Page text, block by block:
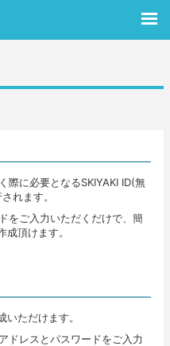
際に必要となるSKIYAKI ID(無
れます。
をご入力いただくだけで、簡
成頂けます。
いただけます。
ドレスとパスワードをご入力